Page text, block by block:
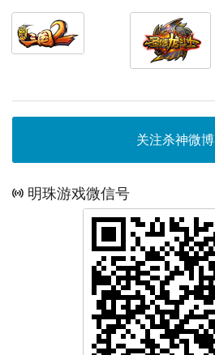
关注杀神微博
明珠游戏微信号